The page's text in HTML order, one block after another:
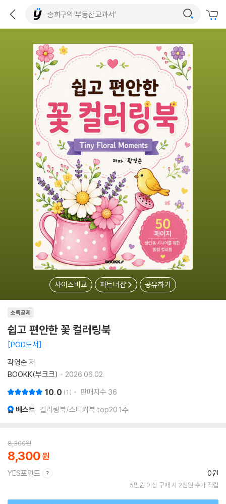
사이즈비교 파트너샵 공유하기
소득공제
쉽고 편안한 꽃 컬러링북
POD도서
곽영순 저
BOOKK(부크크)
2026.06.02.
10.0 1 판매지수 36
베스트 컬러링북/스티커북 top20 1주
8,300원
8,300
YES포인트 0원
5만원 이상 구매 시 2천원 추가 적립